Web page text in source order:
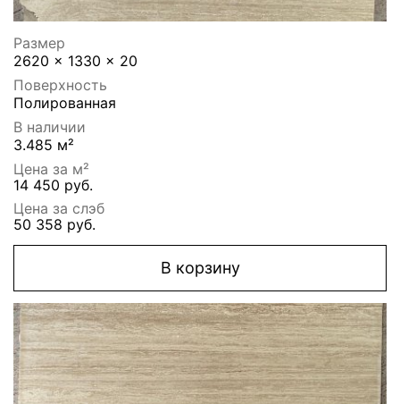
Размер
2620 x 1330 x 20
Поверхность
Полированная
В наличии
3.485 м²
Цена за м²
14 450 руб.
Цена за слэб
50 358 руб.
В корзину